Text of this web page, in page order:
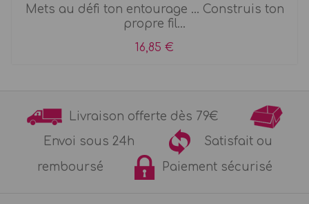
Mets au défi ton entourage ... Construis ton
propre fil...
16,85 €
Livraison offerte dès 79€
Envoi sous 24h
Satisfait ou
remboursé
Paiement sécurisé